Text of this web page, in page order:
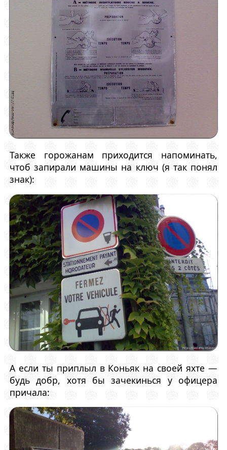
Также горожанам приходится напоминать,
чтоб запирали машины на ключ (я так понял
знак):
А если ты приплыл в Коньяк на своей яхте —
будь добр, хотя бы зачекинься у офицера
причала: